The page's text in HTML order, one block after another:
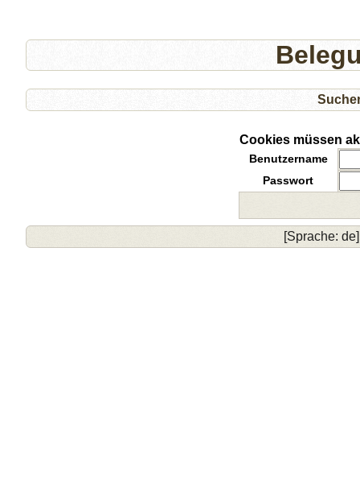
Cookies müssen
Benutzername
Passwort
[Sprache: